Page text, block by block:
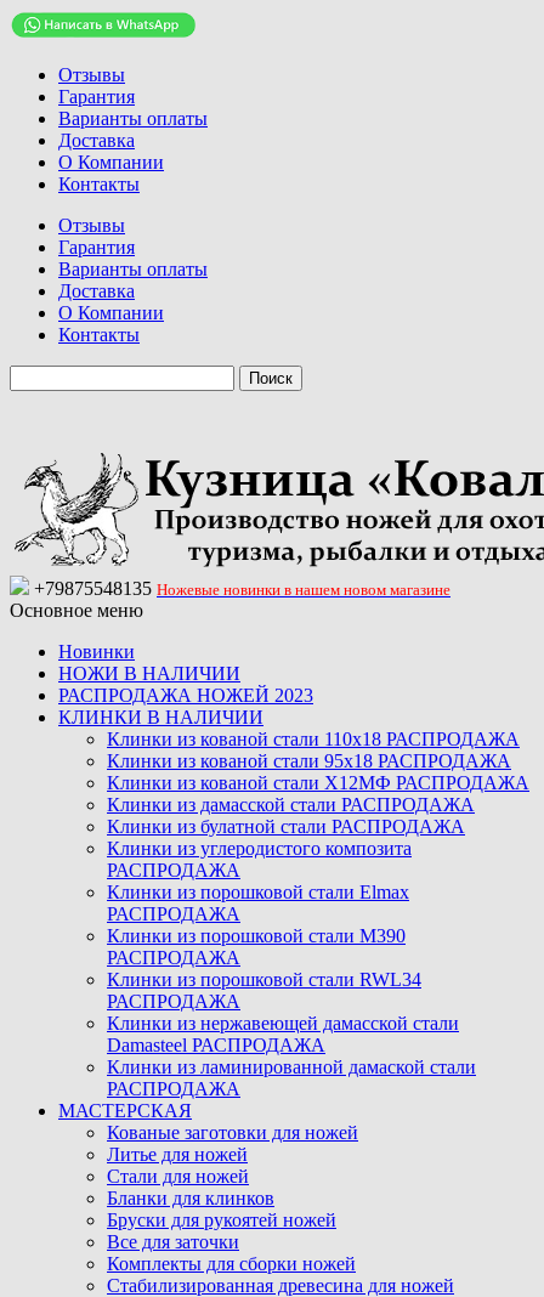
Отзывы
Гарантия
Варианты оплаты
Доставка
О Компании
Контакты
Отзывы
Гарантия
Варианты оплаты
Доставка
О Компании
Контакты
+79875548135 Ножевые новинки в нашем новом магазине
Основное меню
Новинки
НОЖИ В НАЛИЧИИ
РАСПРОДАЖА НОЖЕЙ 2023
КЛИНКИ В НАЛИЧИИ
Клинки из кованой стали 110х18 РАСПРОДАЖА
Клинки из кованой стали 95х18 РАСПРОДАЖА
Клинки из кованой стали Х12МФ РАСПРОДАЖА
Клинки из дамасской стали РАСПРОДАЖА
Клинки из булатной стали РАСПРОДАЖА
Клинки из углеродистого композита
РАСПРОДАЖА
Клинки из порошковой стали Elmax
РАСПРОДАЖА
Клинки из порошковой стали M390
РАСПРОДАЖА
Клинки из порошковой стали RWL34
РАСПРОДАЖА
Клинки из нержавеющей дамасской стали
Damasteel РАСПРОДАЖА
Клинки из ламинированной дамаской стали
РАСПРОДАЖА
МАСТЕРСКАЯ
Кованые заготовки для ножей
Литье для ножей
Стали для ножей
Бланки для клинков
Бруски для рукоятей ножей
Все для заточки
Комплекты для сборки ножей
Стабилизированная древесина для ножей